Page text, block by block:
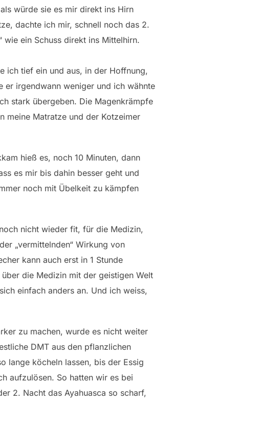
würde sie es mir direkt ins Hirn
dachte ich mir, schnell noch das 2.
wie ein Schuss direkt ins Mittelhirn.
ich tief ein und aus, in der Hoffnung,
er irgendwann weniger und ich wähnte
stark übergeben. Die Magenkrämpfe
meine Matratze und der Kotzeimer
hieß es, noch 10 Minuten, dann
es mir bis dahin besser geht und
noch mit Übelkeit zu kämpfen
nicht wieder fit, für die Medizin,
„vermittelnden“ Wirkung von
kann auch erst in 1 Stunde
die Medizin mit der geistigen Welt
einfach anders an. Und ich weiss,
zu machen, wurde es nicht weiter
DMT aus den pflanzlichen
lange köcheln lassen, bis der Essig
aufzulösen. So hatten wir es bei
2. Nacht das Ayahuasca so scharf,